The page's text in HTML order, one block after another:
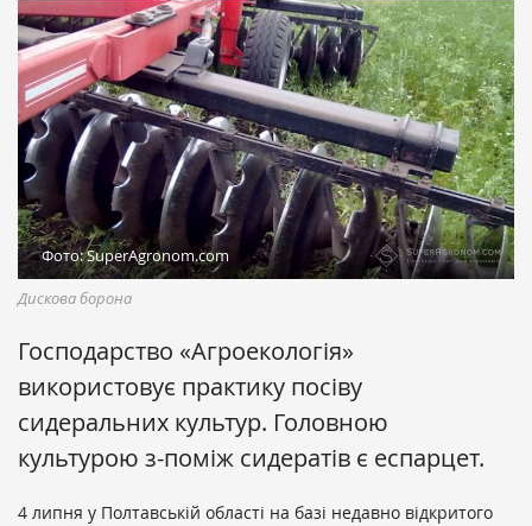
Фото: SuperAgronom.com
Дискова борона
Господарство «Агроекологія»
використовує практику посіву
сидеральних культур. Головною
культурою з-поміж сидератів є еспарцет.
4 липня у Полтавській області на базі недавно відкритого